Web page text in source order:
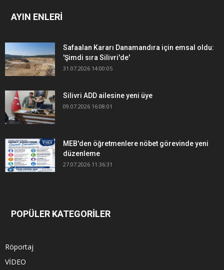
AYIN ENLERİ
Safaalan Kararı Danamandıra için emsal oldu:
'Şimdi sıra Silivri'de'
31.07.2026 14:00:05
Silivri ADD ailesine yeni üye
09.07.2026 16:08:01
MEB'den öğretmenlere nöbet görevinde yeni
düzenleme
27.07.2026 11:36:31
POPÜLER KATEGORİLER
Röportaj
VİDEO